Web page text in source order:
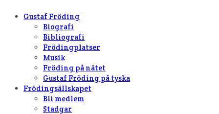
Gustaf Fröding
Biografi
Bibliografi
Frödingplatser
Musik
Fröding på nätet
Gustaf Fröding på tyska
Frödingsällskapet
Bli medlem
Stadgar